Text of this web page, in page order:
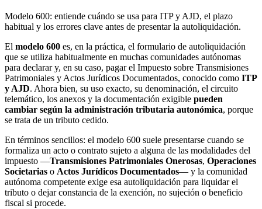
Modelo 600: entiende cuándo se usa para ITP y AJD, el plazo
habitual y los errores clave antes de presentar la autoliquidación.
El modelo 600 es, en la práctica, el formulario de autoliquidación
que se utiliza habitualmente en muchas comunidades autónomas
para declarar y, en su caso, pagar el Impuesto sobre Transmisiones
Patrimoniales y Actos Jurídicos Documentados, conocido como ITP
y AJD. Ahora bien, su uso exacto, su denominación, el circuito
telemático, los anexos y la documentación exigible pueden
cambiar según la administración tributaria autonómica, porque
se trata de un tributo cedido.
En términos sencillos: el modelo 600 suele presentarse cuando se
formaliza un acto o contrato sujeto a alguna de las modalidades del
impuesto —Transmisiones Patrimoniales Onerosas, Operaciones
Societarias o Actos Jurídicos Documentados— y la comunidad
autónoma competente exige esa autoliquidación para liquidar el
tributo o dejar constancia de la exención, no sujeción o beneficio
fiscal si procede.